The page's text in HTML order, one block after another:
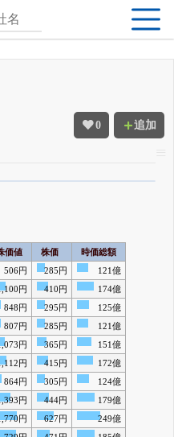
0 追加
版の先行利用も付きます
価値 株価
時価総額
506円 285円
121億
円 410円
174億
848円 295円
125億
807円 285円
121億
円 365円
151億
円 415円
172億
864円 305円
124億
円 444円
179億
円 627円
249億